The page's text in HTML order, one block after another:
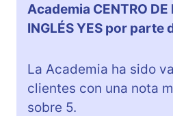
Academia CENTRO DE
INGLÉS YES por parte
La Academia ha sido
clientes con una nota
sobre 5.